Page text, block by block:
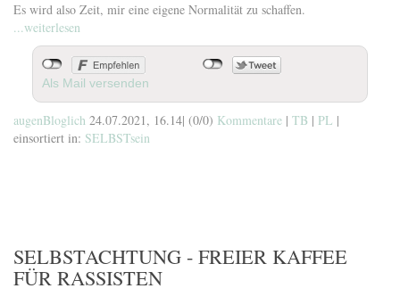
Es wird also Zeit, mir eine eigene Normalität zu schaffen.
...weiterlesen
Als Mail versenden
augenBloglich 24.07.2021, 16.14| (0/0) Kommentare | TB | PL |
einsortiert in: SELBSTsein
SELBSTACHTUNG - FREIER KAFFEE
FÜR RASSISTEN